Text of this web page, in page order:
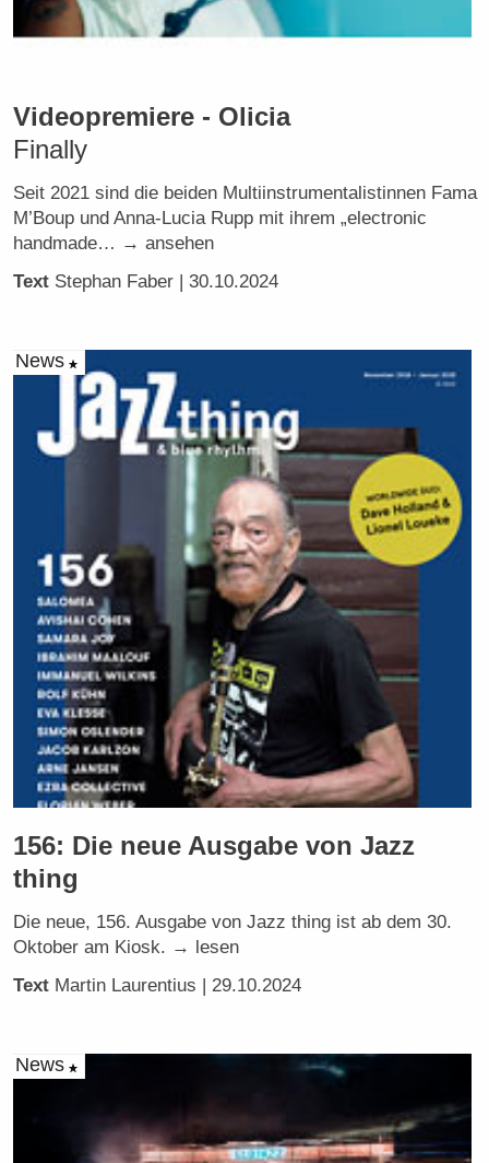
Videopremiere - Olicia
Finally
Seit 2021 sind die beiden Multiinstrumentalistinnen Fama
M’Boup und Anna-Lucia Rupp mit ihrem „electronic
handmade… → ansehen
Text Stephan Faber | 30.10.2024
News
156: Die neue Ausgabe von Jazz
thing
Die neue, 156. Ausgabe von Jazz thing ist ab dem 30.
Oktober am Kiosk. → lesen
Text Martin Laurentius | 29.10.2024
News